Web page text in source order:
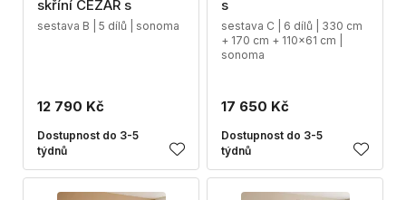
skříní CEZAR s
sestava B | 5 dílů | sonoma
12 790 Kč
Dostupnost do 3-5
týdnů
s
sestava C | 6 dílů | 330 cm
+ 170 cm + 110x61 cm |
sonoma
17 650 Kč
Dostupnost do 3-5
týdnů